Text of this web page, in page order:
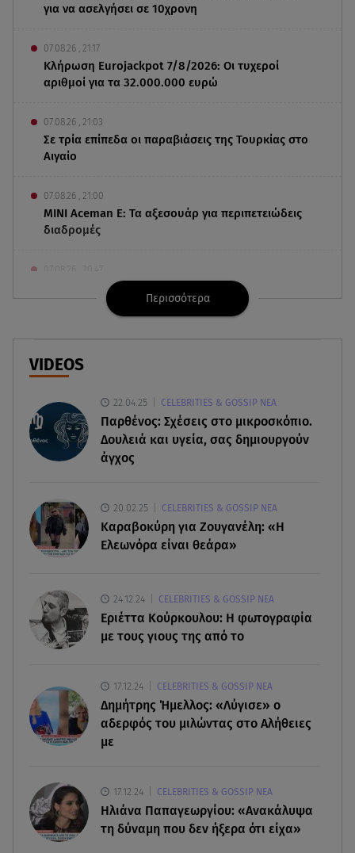
για να ασελγήσει σε 10χρονη
07.08.26 , 21:17
Κλήρωση Eurojackpot 7/8/2026: Οι τυχεροί
αριθμοί για τα 32.000.000 ευρώ
07.08.26 , 21:03
Σε τρία επίπεδα οι παραβιάσεις της Τουρκίας στο
Αιγαίο
07.08.26 , 21:00
MINI Aceman E: Τα αξεσουάρ για περιπετειώδεις
διαδρομές
Χανιά: Νεκρή βρέθηκε αγνοούμενη - Ξέφυγε από
αστυνομικούς που την εντόπισαν
07.08.26 , 20:18
Μυστράς: Κρίσιμος για το κατηγορητήριο ο
χρόνος θανάτου του 90χρονου
07.08.26 , 20:13
Κυψέλη: Tι βρέθηκε στο διαμέρισμα της
38χρονης Λίζα
Συντάξεις Σεπτεμβρίου: Πότε θα μπουν τα
χρήματα στους λογαριασμούς
- Σηκώθηκαν εναέρια μέσα
07.08.26 , 18:34
Περισσότερα
VIDEOS
22.04.25 CELEBRITIES & GOSSIP ΝΕΑ
Παρθένος: Σχέσεις στο μικροσκόπιο.
Δουλειά και υγεία, σας δημιουργούν
άγχος
20.02.25 CELEBRITIES & GOSSIP ΝΕΑ
Καραβοκύρη για Ζουγανέλη: «Η
Ελεωνόρα είναι θεάρα»
24.12.24 CELEBRITIES & GOSSIP ΝΕΑ
Εριέττα Κούρκουλου: Η φωτογραφία
με τους γιους της από το
17.12.24 CELEBRITIES & GOSSIP ΝΕΑ
Δημήτρης Ήμελλος: «Λύγισε» ο
αδερφός του μιλώντας στο Αλήθειες
με
17.12.24 CELEBRITIES & GOSSIP ΝΕΑ
Ηλιάνα Παπαγεωργίου: «Ανακάλυψα
τη δύναμη που δεν ήξερα ότι είχα»